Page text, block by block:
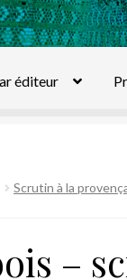
éditeur
Scrutin à la
–